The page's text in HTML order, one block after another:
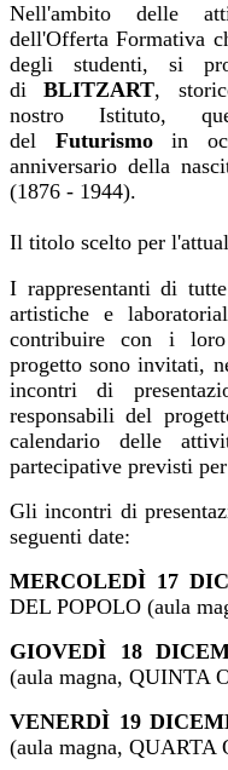
Nell'ambito delle
dell'Offerta Formativa
degli studenti, si
di
BLITZART,
nostro Istituto,
del Futurismoin
anniversario della
(1876 - 1944).
Il titolo scelto per
I rappresentanti di
artistiche e
contribuire con i
progetto sono invitati,
incontri di
responsabili del
calendario delle
partecipative previsti
Gli incontri di
seguenti date:
MERCOLEDÌ 17
DEL POPOLO (aula
GIOVEDÌ 18
(aula magna, QUINTA
VENERDÌ 19
(aula magna, QUARTA